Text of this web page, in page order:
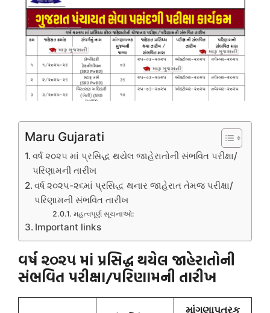
Maru Gujarati
વર્ષ ૨૦૨૫ માં પ્રસિદ્ધ થયેલ જાહેરાતોની સંભવિત પરીક્ષા/
પરિણામની તારીખ
વર્ષ ૨૦૨૫-૨૬માં પ્રસિદ્ધ થનાર જાહેરાત તેમજ પરીક્ષા/
પરિણામની સંભવિત તારીખ
મહત્વપૂર્ણ સૂચનાઓ:
Important links
વર્ષ ૨૦૨૫ માં પ્રસિદ્ધ થયેલ જાહેરાતોની
સંભવિત પરીક્ષા/પરિણામની તારીખ
માંગણાપત્રક